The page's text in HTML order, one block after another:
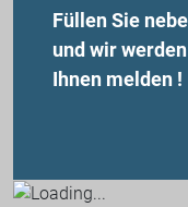
Füllen Sie
und wir
Ihnen melden !